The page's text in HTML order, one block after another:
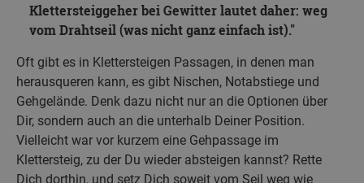
Klettersteiggeher bei Gewitter lautet daher: weg
vom Drahtseil (was nicht ganz einfach ist).
Oft gibt es in Klettersteigen Passagen, in denen man
herausqueren kann, es gibt Nischen, Notabstiege und
Gehgelände. Denk dazu nicht nur an die Optionen über
Dir, sondern auch an die unterhalb Deiner Position.
Vielleicht war vor kurzem eine Gehpassage im
Klettersteig, zu der Du wieder absteigen kannst? Rette
Dich dorthin, und setz Dich soweit vom Seil weg wie